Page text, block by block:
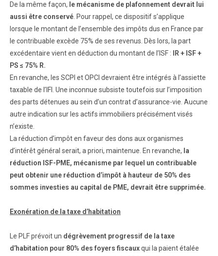
De la même façon, le mécanisme de plafonnement devrait lui
aussi être conservé . Pour rappel, ce dispositif s’applique
lorsque le montant de l’ensemble des impôts dus en France par
le contribuable excède 75% de ses revenus. Dès lors, la part
excédentaire vient en déduction du montant de l’ISF :
IR + ISF +
PS ≤ 75% R.
En revanche, les SCPI et OPCI devraient être intégrés à l’assiette
taxable de l’IFI. Une inconnue subsiste toutefois sur l’imposition
des parts détenues au sein d’un contrat d’assurance-vie. Aucune
autre indication sur les actifs immobiliers précisément visés
n’existe.
La réduction d’impôt en faveur des dons aux organismes
d’intérêt général serait, a priori, maintenue. En revanche, la
réduction ISF-PME, mécanisme par lequel un contribuable
peut obtenir une réduction d’impôt à hauteur de 50% des
sommes investies au capital de PME, devrait être supprimée.
Exonération de la taxe d’habitation
Le PLF prévoit un dégrèvement progressif de la taxe
d’habitation pour 80% des foyers fiscauxqui la paient étalée